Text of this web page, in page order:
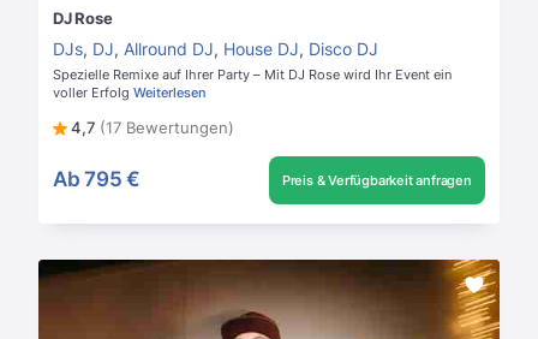
DJ Rose
DJs, DJ, Allround DJ, House DJ, Disco DJ
Spezielle Remixe auf Ihrer Party – Mit DJ Rose wird Ihr Event ein
voller Erfolg Weiterlesen
4,7 (17 Bewertungen)
Ab 795 € Preis & Verfügbarkeit anfragen